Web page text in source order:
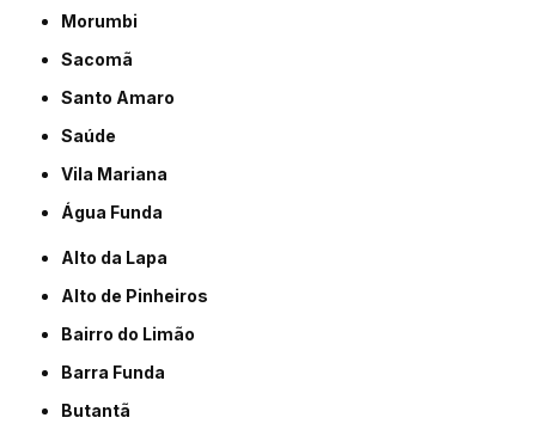
Morumbi
Sacomã
Santo Amaro
Saúde
Vila Mariana
Água Funda
Alto da Lapa
Alto de Pinheiros
Bairro do Limão
Barra Funda
Butantã